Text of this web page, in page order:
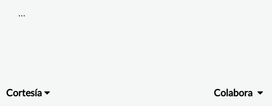
...
Cortesía Colabora